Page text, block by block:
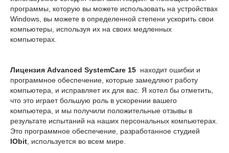
программы, которую вы можете использовать на устройствах
Windows, вы можете в определенной степени ускорить свои
компьютеры, используя их на своих медленных
компьютерах.
Лицензия Advanced SystemCare 15 находит ошибки и
программное обеспечение, которые замедляют работу
компьютера, и исправляет их для вас. Я хотел бы отметить,
что это играет большую роль в ускорении вашего
компьютера, и мы получили положительные отзывы в
результате испытаний на наших персональных компьютерах.
Это программное обеспечение, разработанное студией
IObit , используется во всем мире.